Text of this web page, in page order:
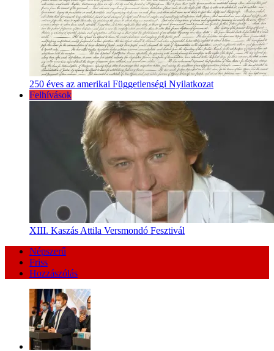
250 éves az amerikai Függetlenségi Nyilatkozat
Felhívások
XIII. Kaszás Attila Versmondó Fesztivál
Népszerű
Friss
Hozzászólás